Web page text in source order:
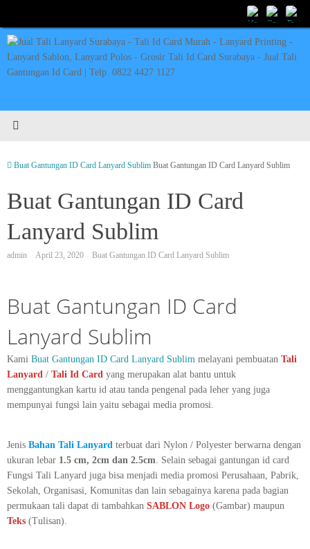
content
Home
Buat Gantungan ID Card Lanyard Sublim Buat Gantungan ID Card Lanyard Sublim
Buat Gantungan ID Card
Lanyard Sublim
admin April 23, 2020 Buat Gantungan ID Card Lanyard Sublim
Buat Gantungan ID Card
Lanyard Sublim
Kami Buat Gantungan ID Card Lanyard Sublim melayani pembuatan Tali
Lanyard / Tali Id Card yang merupakan alat bantu untuk
menggantungkan kartu id atau tanda pengenal pada leher yang juga
mempunyai fungsi lain yaitu sebagai media promosi.
Jenis Bahan Tali Lanyard terbuat dari Nylon / Polyester berwarna dengan
ukuran lebar 1.5 cm, 2cm dan 2.5cm . Selain sebagai gantungan id card
Fungsi Tali Lanyard juga bisa menjadi media promosi Perusahaan, Pabrik,
Sekolah, Organisasi, Komunitas dan lain sebagainya karena pada bagian
permukaan tali dapat di tambahkan SABLON Logo (Gambar) maupun
Teks (Tulisan).